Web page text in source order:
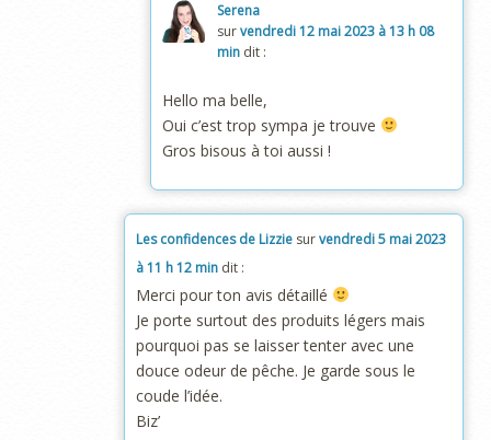
Serena
survendredi 12 mai 2023 à 13 h 08
min dit :
Hello ma belle,
Oui c’est trop sympa je trouve
Gros bisous à toi aussi !
Les confidences de Lizzie survendredi 5 mai 2023
à 11 h 12 min dit :
Merci pour ton avis détaillé
Je porte surtout des produits légers mais
pourquoi pas se laisser tenter avec une
douce odeur de pêche. Je garde sous le
coude l’idée.
Biz’